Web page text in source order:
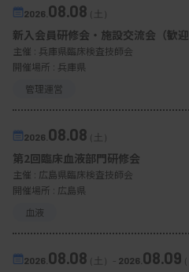
2026. 08.08（土）
新入会員研修会・施設交流会（歓迎
主催 : 兵庫県臨床検査技師会
開催場所 : 兵庫県
管理運営
2026. 08.08（土）
第2回臨床血液部門研修会
主催 : 広島県臨床検査技師会
開催場所 : 広島県
血液
2026. 08.08（土） - 2026. 08.09